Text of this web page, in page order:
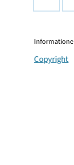
Copyright